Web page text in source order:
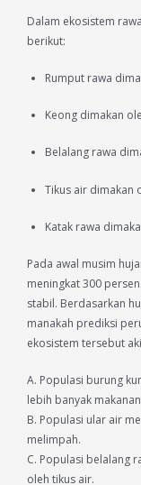
Dalam ekosistem
berikut:
Rumput rawa
Keong dimakan
Belalang rawa
Tikus air dimakan
Katak rawa
Pada awal musim
meningkat 300
stabil. Berdasarkan
manakah prediksi
ekosistem tersebut
A. Populasi burung
lebih banyak
B. Populasi ular air
melimpah.
C. Populasi belalang
oleh tikus air.